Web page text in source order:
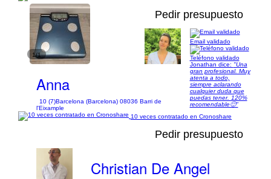
1/1
Pedir presupuesto
Anna
10 (7)Barcelona (Barcelona) 08036 Barri de
l'Eixample
Email validado
Teléfono validado
Jonathan dice: "Una
gran profesional. Muy
atenta a todo,
siempre aclarando
cualquier duda que
puedas tener. 120%
recomendable🙂"
10 veces contratado en Cronoshare
Pedir presupuesto
Christian De Angel